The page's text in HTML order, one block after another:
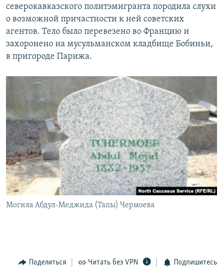
северокавказского политэмигранта породила слухи
о возможной причастности к ней советских
агентов. Тело было перевезено во Францию и
захоронено на мусульманском кладбище Бобиньи,
в пригороде Парижа.
Могила Абдул-Меджида (Тапы) Чермоева
Поделиться Читать без VPN Подпишитесь